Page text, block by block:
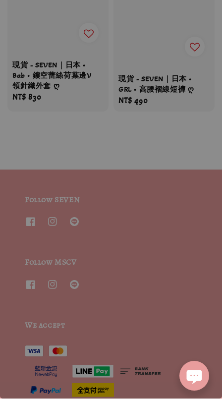
現貨 - SEVEN｜日本 •
Bab • 鏤空蕾絲荷葉邊V
領針織外套 ღ
Regular
NT$ 830
現貨 - SEVEN｜日本 •
GRL • 高腰褶線短褲 ღ
Regular
NT$ 490
Follow SEVEN
Follow MSCV
We accept